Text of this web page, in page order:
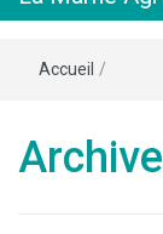
Accueil /